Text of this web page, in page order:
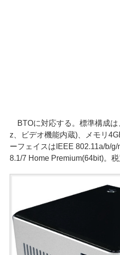
BTOに対応する。標準構成は
z、ビデオ機能内蔵)、メモリ
ーフェイスはIEEE 802.11a/b/
8.1/7 Home Premium(64bit)。税